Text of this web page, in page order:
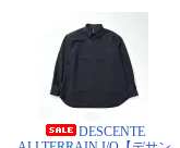
DESCENTE